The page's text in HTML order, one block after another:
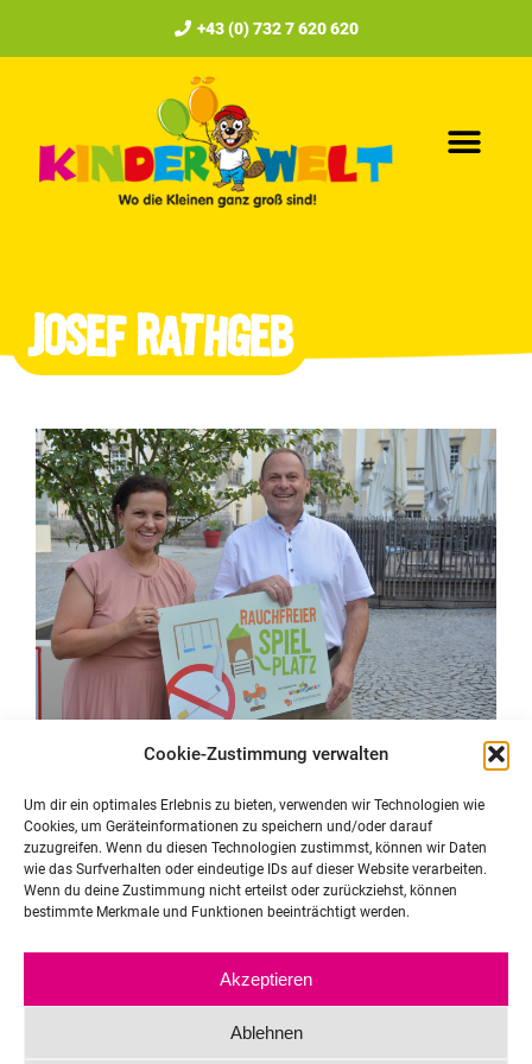
Cookie-Zustimmung verwalten
Um dir ein optimales Erlebnis zu bieten, verwenden wir Technologien wie
Cookies, um Geräteinformationen zu speichern und/oder darauf
zuzugreifen. Wenn du diesen Technologien zustimmst, können wir Daten
wie das Surfverhalten oder eindeutige IDs auf dieser Website verarbeiten.
Wenn du deine Zustimmung nicht erteilst oder zurückziehst, können
bestimmte Merkmale und Funktionen beeinträchtigt werden.
Akzeptieren
Ablehnen
+43 (0) 732 7 620 620
Josef Rathgeb